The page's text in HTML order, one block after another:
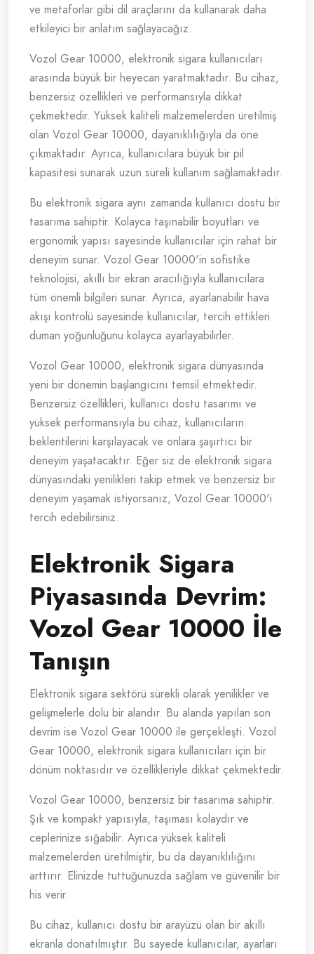
ve metaforlar gibi dil araçlarını da kullanarak daha
etkileyici bir anlatım sağlayacağız.
Vozol Gear 10000, elektronik sigara kullanıcıları
arasında büyük bir heyecan yaratmaktadır. Bu cihaz,
benzersiz özellikleri ve performansıyla dikkat
çekmektedir. Yüksek kaliteli malzemelerden üretilmiş
olan Vozol Gear 10000, dayanıklılığıyla da öne
çıkmaktadır. Ayrıca, kullanıcılara büyük bir pil
kapasitesi sunarak uzun süreli kullanım sağlamaktadır.
Bu elektronik sigara aynı zamanda kullanıcı dostu bir
tasarıma sahiptir. Kolayca taşınabilir boyutları ve
ergonomik yapısı sayesinde kullanıcılar için rahat bir
deneyim sunar. Vozol Gear 10000'in sofistike
teknolojisi, akıllı bir ekran aracılığıyla kullanıcılara
tüm önemli bilgileri sunar. Ayrıca, ayarlanabilir hava
akışı kontrolü sayesinde kullanıcılar, tercih ettikleri
duman yoğunluğunu kolayca ayarlayabilirler.
Vozol Gear 10000, elektronik sigara dünyasında
yeni bir dönemin başlangıcını temsil etmektedir.
Benzersiz özellikleri, kullanıcı dostu tasarımı ve
yüksek performansıyla bu cihaz, kullanıcıların
beklentilerini karşılayacak ve onlara şaşırtıcı bir
deneyim yaşatacaktır. Eğer siz de elektronik sigara
dünyasındaki yenilikleri takip etmek ve benzersiz bir
deneyim yaşamak istiyorsanız, Vozol Gear 10000'i
tercih edebilirsiniz.
Elektronik Sigara
Piyasasında Devrim:
Vozol Gear 10000 İle
Tanışın
Elektronik sigara sektörü sürekli olarak yenilikler ve
gelişmelerle dolu bir alandır. Bu alanda yapılan son
devrim ise Vozol Gear 10000 ile gerçekleşti. Vozol
Gear 10000, elektronik sigara kullanıcıları için bir
dönüm noktasıdır ve özellikleriyle dikkat çekmektedir.
Vozol Gear 10000, benzersiz bir tasarıma sahiptir.
Şık ve kompakt yapısıyla, taşıması kolaydır ve
ceplerinize sığabilir. Ayrıca yüksek kaliteli
malzemelerden üretilmiştir, bu da dayanıklılığını
arttırır. Elinizde tuttuğunuzda sağlam ve güvenilir bir
his verir.
Bu cihaz, kullanıcı dostu bir arayüzü olan bir akıllı
ekranla donatılmıştır. Bu sayede kullanıcılar, ayarları